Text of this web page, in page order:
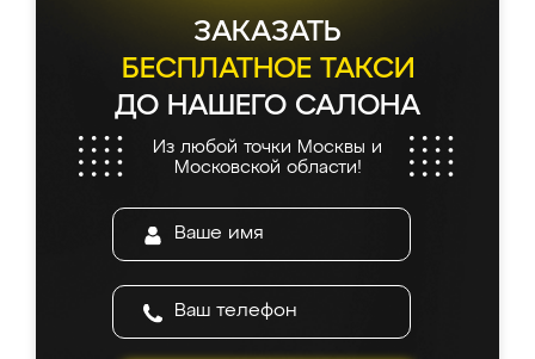
ЗАКАЗАТЬ
БЕСПЛАТНОЕ ТАКСИ
ДО НАШЕГО САЛОНА
Из любой точки Москвы и
Московской области!